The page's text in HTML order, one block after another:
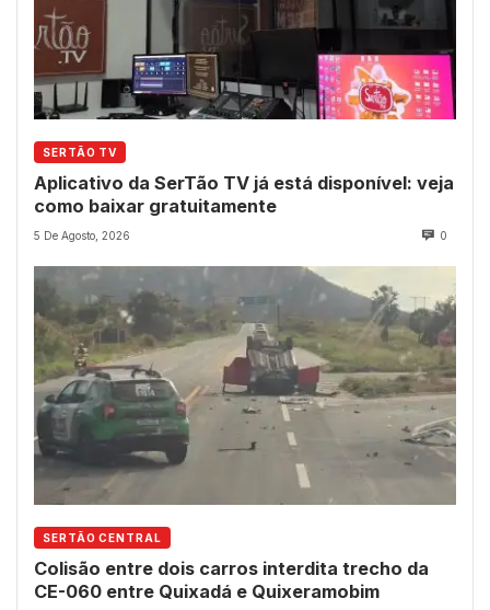
SERTÃO TV
Aplicativo da SerTão TV já está disponível: veja
como baixar gratuitamente
5 De Agosto, 2026 0
SERTÃO CENTRAL
Colisão entre dois carros interdita trecho da
CE-060 entre Quixadá e Quixeramobim